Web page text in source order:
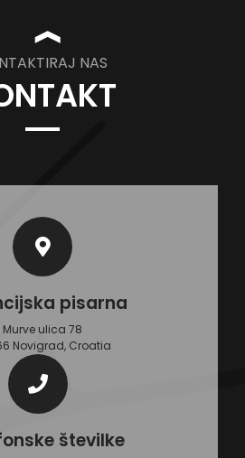
❱
NAS
pisarna
Murve ulica 78
Novigrad, Croatia
številke